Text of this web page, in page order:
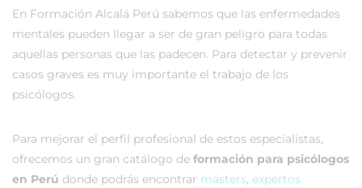
En Formación Alcalá Perú sabemos que las enfermedades
mentales pueden llegar a ser de gran peligro para todas
aquellas personas que las padecen. Para detectar y prevenir
casos graves es muy importante el trabajo de los
psicólogos.
Para mejorar el perfil profesional de estos especialistas,
ofrecemos un gran catálogo de formación para psicólogos
en Perú donde podrás encontrar másters, expertos